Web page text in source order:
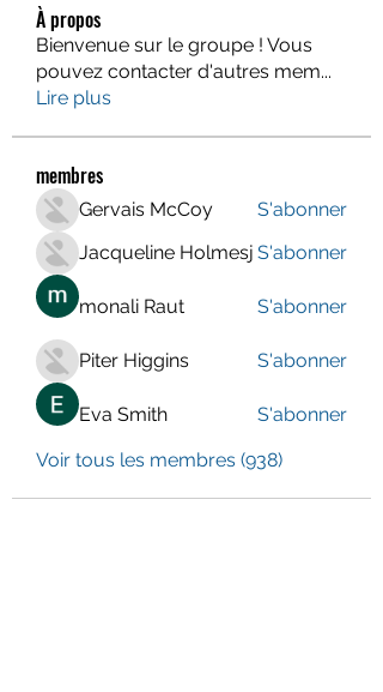
À propos
Bienvenue sur le groupe ! Vous
pouvez contacter d'autres mem...
Lire plus
membres
Gervais McCoy
S'abonner
Jacqueline Holmesj S'abonner
monali Raut S'abonner
Piter Higgins S'abonner
Eva Smith
S'abonner
Voir tous les membres (938)